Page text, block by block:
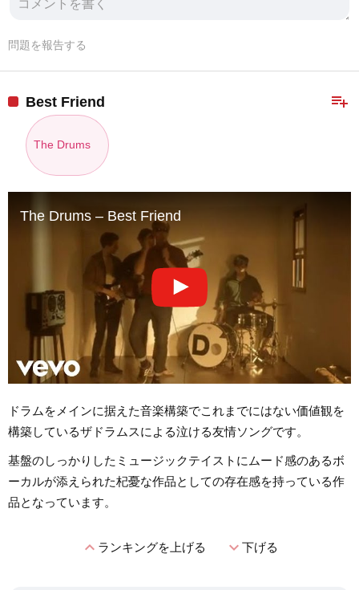
問題を報告する
playlist_add
Best Friend
The Drums
The Drums – Best Friend
ドラムをメインに据えた音楽構築でこれまでにはない価値観を
構築しているザドラムスによる泣ける友情ソングです。
基盤のしっかりしたミュージックテイストにムード感のあるボ
ーカルが添えられた杞憂な作品としての存在感を持っている作
品となっています。
expand_lessランキングを上げる expand_more下げる